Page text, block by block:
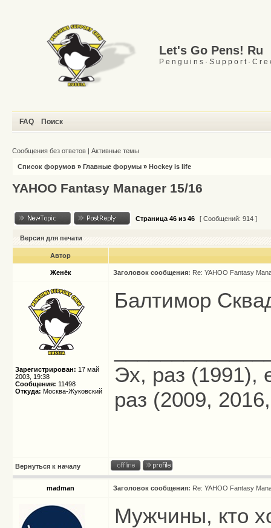
Let's Go Pens! Ru
P e n g u i n s · S u p p o r t · C r e
FAQ Поиск
Сообщения без ответов | Активные темы
Список форумов » Главные форумы » Hockey is life
YAHOO Fantasy Manager 15/16
Страница 46 из 46 [ Сообщений: 914 ]
Версия для печати
Автор
Женёк Заголовок сообщения: Re: YAHOO Fantasy
Зарегистрирован: 17 май
2003, 19:38
Сообщения: 11498
Откуда: Москва-Жуковский
Балтимор
Эх, раз (1991),
раз (2009,
Вернуться к началу
madman Заголовок сообщения: Re: YAHOO Fantasy
Мужчины, кто